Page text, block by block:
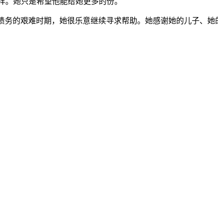
务的艰难时期，她很乐意继续寻求帮助。她感谢她的儿子、她